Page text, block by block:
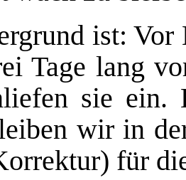
ist: Vor
Tage lang
sie ein.
wir in
für